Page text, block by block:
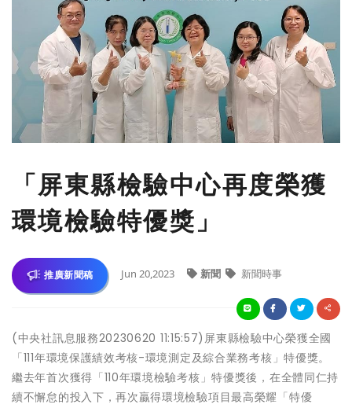
「屏東縣檢驗中心再度榮獲
環境檢驗特優獎」
推廣新聞稿 Jun 20,2023 新聞 新聞時事
(中央社訊息服務20230620 11:15:57)屏東縣檢驗中心榮獲全國
「111年環境保護績效考核-環境測定及綜合業務考核」特優獎。
繼去年首次獲得「110年環境檢驗考核」特優獎後，在全體同仁持
續不懈怠的投入下，再次贏得環境檢驗項目最高榮耀「特優